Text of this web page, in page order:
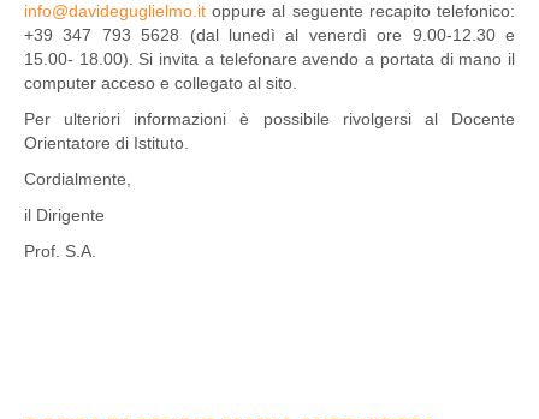
info@davideguglielmo.it oppure al seguente recapito telefonico:
+39 347 793 5628 (dal lunedì al venerdì ore 9.00-12.30 e
15.00- 18.00). Si invita a telefonare avendo a portata di mano il
computer acceso e collegato al sito.
Per ulteriori informazioni è possibile rivolgersi al Docente
Orientatore di Istituto.
Cordialmente,
il Dirigente
Prof. S.A.